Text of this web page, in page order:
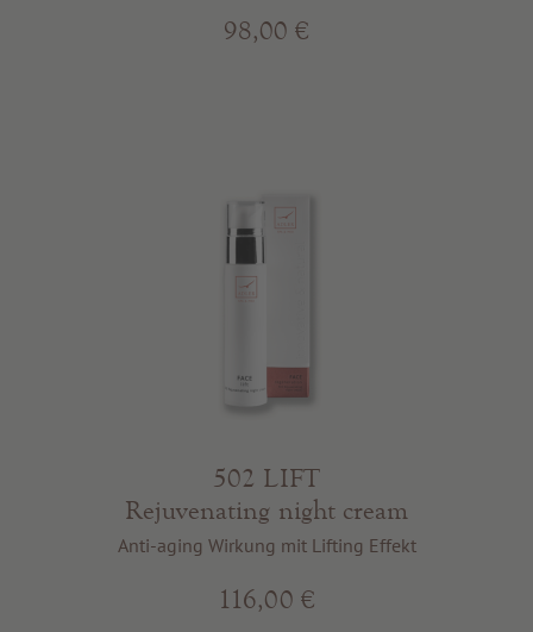
98,00 €
502 LIFT
Rejuvenating night cream
Anti-aging Wirkung mit Lifting Effekt
116,00 €